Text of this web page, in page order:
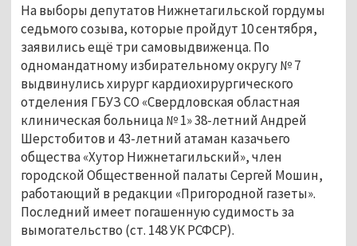
На выборы депутатов Нижнетагильской гордумы
седьмого созыва, которые пройдут 10 сентября,
заявились ещё три самовыдвиженца. По
одномандатному избирательному округу № 7
выдвинулись хирург кардиохирургического
отделения ГБУЗ СО «Свердловская областная
клиническая больница № 1» 38-летний Андрей
Шерстобитов и 43-летний атаман казачьего
общества «Хутор Нижнетагильский», член
городской Общественной палаты Сергей Мошин,
работающий в редакции «Пригородной газеты».
Последний имеет погашенную судимость за
вымогательство (ст. 148 УК РСФСР).